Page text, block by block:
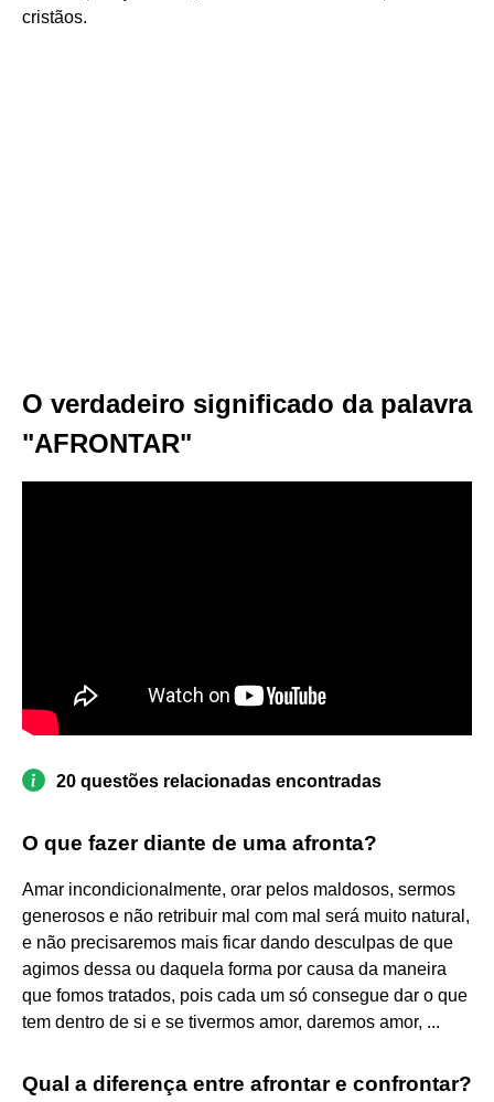
cristãos.
O verdadeiro significado da palavra
"AFRONTAR"
20 questões relacionadas encontradas
O que fazer diante de uma afronta?
Amar incondicionalmente, orar pelos maldosos, sermos
generosos e não retribuir mal com mal será muito natural,
e não precisaremos mais ficar dando desculpas de que
agimos dessa ou daquela forma por causa da maneira
que fomos tratados, pois cada um só consegue dar o que
tem dentro de si e se tivermos amor, daremos amor, ...
Qual a diferença entre afrontar e confrontar?